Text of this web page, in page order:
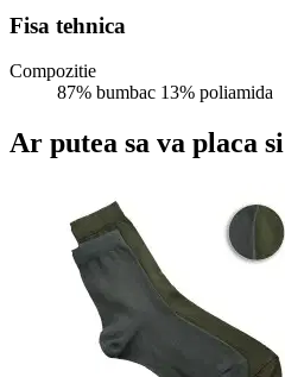
Fisa tehnica
Compozitie
87% bumbac 13% poliamida
Ar putea sa va placa si